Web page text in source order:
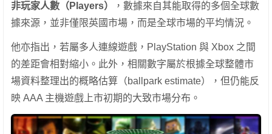
非玩家人數（Players）
，數據來自其能取得的多個全球數
據來源，並非僅限英國市場，而是全球市場的平均情況。
他亦指出，若屬多人連線遊戲，PlayStation 與 Xbox 之間
的差距會相對縮小。此外，相關數字屬於根據全球整體市
場資料整理出的概略估算（ballpark estimate），但仍能反
映 AAA 主機遊戲上市初期的大致市場分布。